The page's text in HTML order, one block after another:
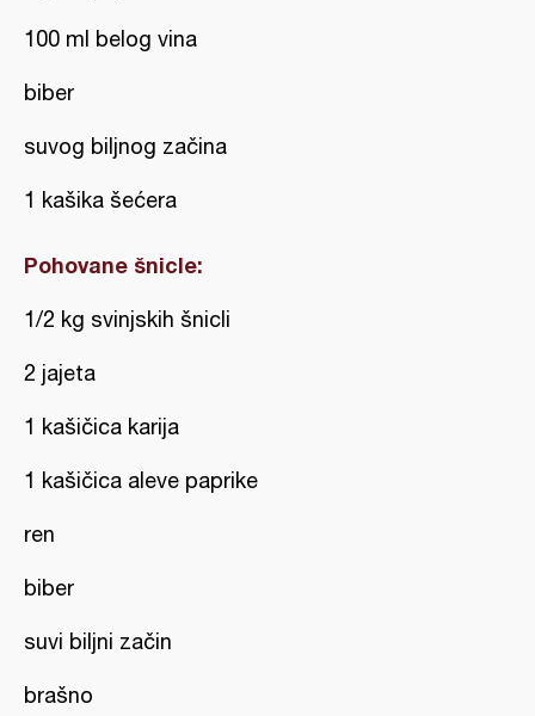
100 ml belog vina
biber
suvog biljnog začina
1 kašika šećera
Pohovane šnicle:
1/2 kg svinjskih šnicli
2 jajeta
1 kašičica karija
1 kašičica aleve paprike
ren
biber
suvi biljni začin
brašno